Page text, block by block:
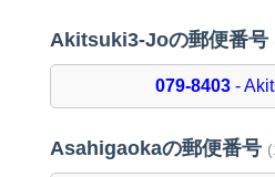
Akitsuki3-Joの郵便番号
079-8403 -
Asahigaokaの郵便番号